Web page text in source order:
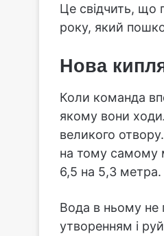
Це свідчить, що
року, який
Нова
Коли команда
якому вони
великого
на тому самому
6,5 на 5,3 метра.
Вода в ньому не
утворенням і